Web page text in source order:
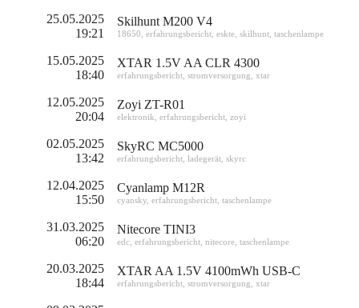
25.05.2025
19:21
Skilhunt M200 V4
18650 erfahrungsbericht, eskte, skilhunt, taschenlampe
15.05.2025
18:40
XTAR 1.5V AA CLR 4300
erfahrungsbericht, stromversorgung xtar
12.05.2025
20:04
Zoyi ZT-R01
elektronik erfahrungsbericht, zoyi
02.05.2025
13:42
SkyRC MC5000
erfahrungsbericht, ladegerät, skyrc
12.04.2025
15:50
Cyanlamp M12R
cyansky, erfahrungsbericht, taschenlampe
31.03.2025
06:20
Nitecore TINI3
edc, erfahrungsbericht, nitecore, taschenlampe
20.03.2025
18:44
XTAR AA 1.5V 4100mWh USB-C
erfahrungsbericht, stromversorgung xtar